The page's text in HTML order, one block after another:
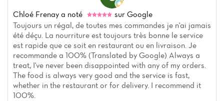
Chloé Frenay a noté
sur Google
Toujours un régal, de toutes mes commandes je n'ai jamais
été déçu. La nourriture est toujours très bonne le service
est rapide que ce soit en restaurant ou en livraison. Je
recommande a 100% (Translated by Google) Always a
treat, I've never been disappointed with any of my orders.
The food is always very good and the service is fast,
whether in the restaurant or for delivery. I recommend it
100%.